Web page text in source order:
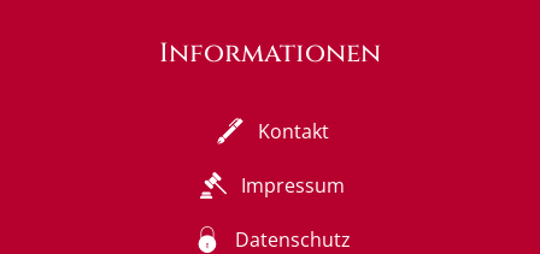
Informationen
Kontakt
Impressum
Datenschutz